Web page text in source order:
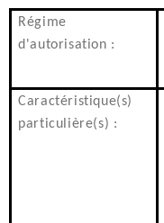
Régime
d'autorisation :
Caractéristique(s)
particulière(s) :